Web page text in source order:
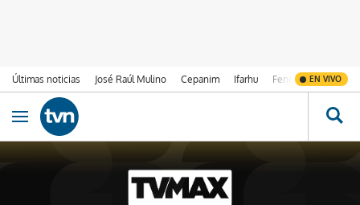
Últimas noticias José Raúl Mulino Cepanim Ifarhu Fenómeno de El
EN VIVO
Ir al contenido
Obrir navegació